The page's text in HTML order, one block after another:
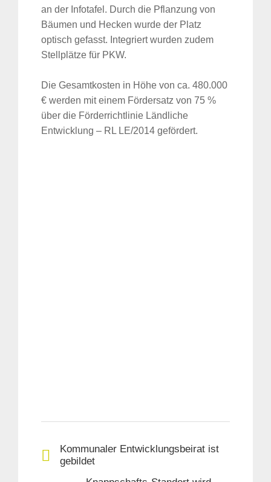
an der Infotafel. Durch die Pflanzung von
Bäumen und Hecken wurde der Platz
optisch gefasst. Integriert wurden zudem
Stellplätze für PKW.
Die Gesamtkosten in Höhe von ca. 480.000
€ werden mit einem Fördersatz von 75 %
über die Förderrichtlinie Ländliche
Entwicklung – RL LE/2014 gefördert.
Kommunaler Entwicklungsbeirat ist
gebildet